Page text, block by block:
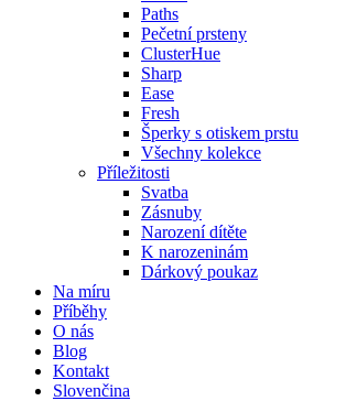
Paths
Pečetní prsteny
ClusterHue
Sharp
Ease
Fresh
Šperky s otiskem prstu
Všechny kolekce
Příležitosti
Svatba
Zásnuby
Narození dítěte
K narozeninám
Dárkový poukaz
Na míru
Příběhy
O nás
Blog
Kontakt
Slovenčina